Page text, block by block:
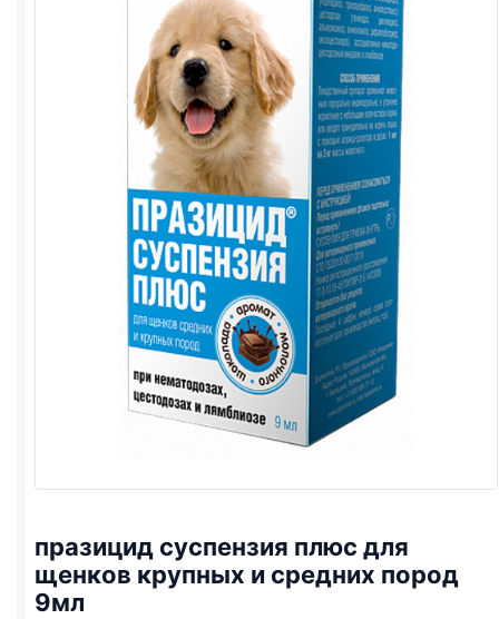
празицид суспензия плюс для
щенков крупных и средних пород
9мл